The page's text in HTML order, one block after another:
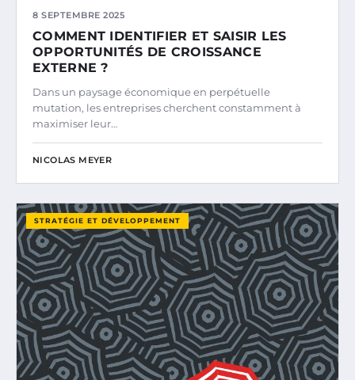
8 SEPTEMBRE 2025
COMMENT IDENTIFIER ET SAISIR LES
OPPORTUNITÉS DE CROISSANCE
EXTERNE ?
Dans un paysage économique en perpétuelle
mutation, les entreprises cherchent constamment à
maximiser leur…
NICOLAS MEYER
STRATÉGIE ET DÉVELOPPEMENT